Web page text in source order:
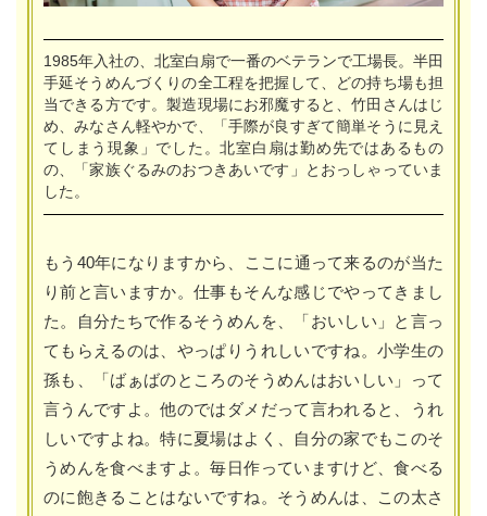
1985年入社の、北室白扇で一番のベテランで工場長。半田
手延そうめんづくりの全工程を把握して、どの持ち場も担
当できる方です。製造現場にお邪魔すると、竹田さんはじ
め、みなさん軽やかで、「手際が良すぎて簡単そうに見え
てしまう現象」でした。北室白扇は勤め先ではあるもの
の、「家族ぐるみのおつきあいです」とおっしゃっていま
した。
もう40年になりますから、ここに通って来るのが当た
り前と言いますか。仕事もそんな感じでやってきまし
た。自分たちで作るそうめんを、「おいしい」と言っ
てもらえるのは、やっぱりうれしいですね。小学生の
孫も、「ばぁばのところのそうめんはおいしい」って
言うんですよ。他のではダメだって言われると、うれ
しいですよね。特に夏場はよく、自分の家でもこのそ
うめんを食べますよ。毎日作っていますけど、食べる
のに飽きることはないですね。そうめんは、この太さ